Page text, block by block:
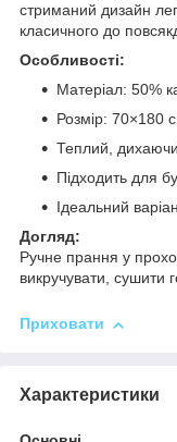
стриманий дизайн
класичного до
Особливості:
Матеріал: 50%
Розмір: 70×180
Теплий,
Підходить для
Ідеальний
Догляд:
Ручне прання у
викручувати, сушити
Приховати
Характеристики